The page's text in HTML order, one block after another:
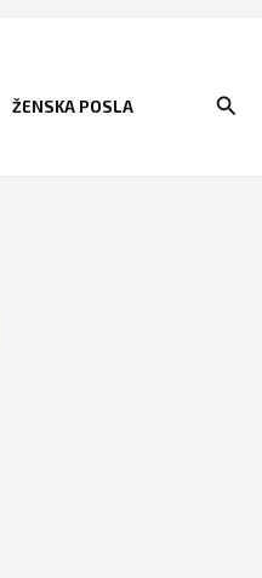
ŽENSKA POSLA